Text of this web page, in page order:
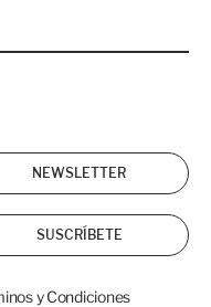
NEWSLETTER
SUSCRÍBETE
y Condiciones